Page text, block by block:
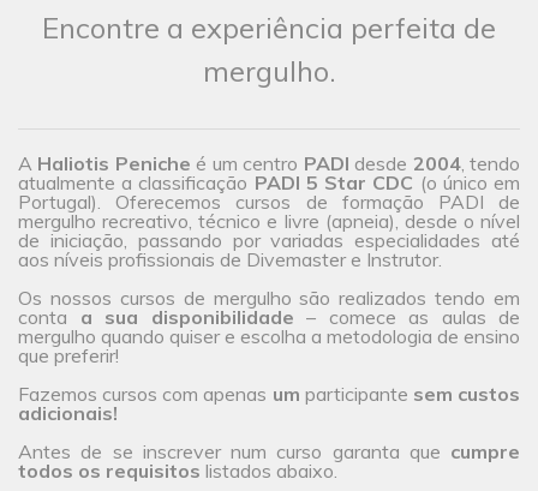
Encontre a experiência perfeita de
mergulho.
A Haliotis Peniche é um centro PADI desde 2004, tendo
atualmente a classificação PADI 5 Star CDC (o único em
Portugal). Oferecemos cursos de formação PADI de
mergulho recreativo, técnico e livre (apneia), desde o nível
de iniciação, passando por variadas especialidades até
aos níveis profissionais de Divemaster e Instrutor.
Os nossos cursos de mergulho são realizados tendo em
conta a sua disponibilidade – comece as aulas de
mergulho quando quiser e escolha a metodologia de ensino
que preferir!
Fazemos cursos com apenas um participante sem custos
adicionais!
Antes de se inscrever num curso garanta que cumpre
todos os requisitos listados abaixo.